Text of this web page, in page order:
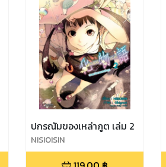
ปกรณัมของเหล่าภูต เล่ม 2
NISIOISIN